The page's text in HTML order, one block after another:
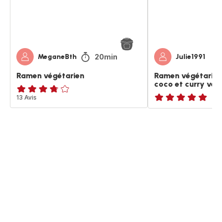
MeganeBth 20min
Ramen végétarien
ratings.3.7
13 Avis
Julie1991
Ramen
coco et curry vert
ratings.NaN